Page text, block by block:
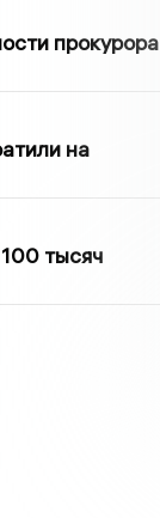
прокурора
на
тысяч